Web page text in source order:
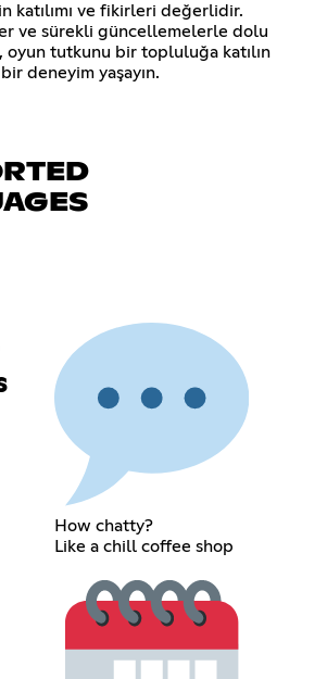
katılımı ve fikirleri değerlidir.
ve sürekli güncellemelerle dolu
oyun tutkunu bir topluluğa katılın
deneyim yaşayın.
How chatty?
Like a chill coffee shop